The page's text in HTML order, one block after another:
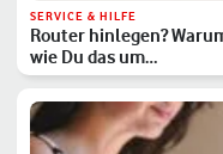
SERVICE & HILFE
Router hinlegen?
wie Du das um…